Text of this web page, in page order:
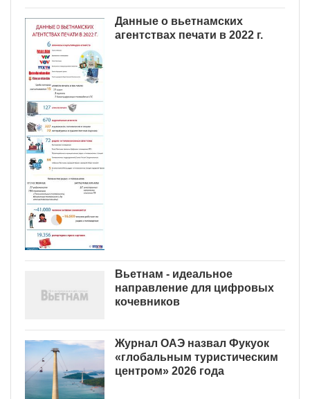
Данные о вьетнамских
агентствах печати в 2022 г.
Вьетнам - идеальное
направление для цифровых
кочевников
Журнал ОАЭ назвал Фукуок
«глобальным туристическим
центром» 2026 года